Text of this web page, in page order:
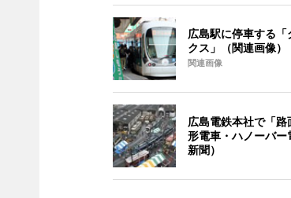
広島駅に停車する
クス」（関連画像）
関連画像
広島電鉄本社で「
形電車・ハノーバ
新聞）